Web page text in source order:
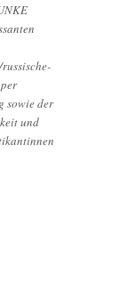
sowie der
und